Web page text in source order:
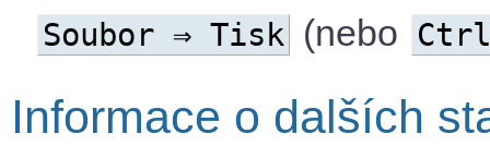
Soubor ⇒ Tisk (nebo Ctrl
Informace o dalších